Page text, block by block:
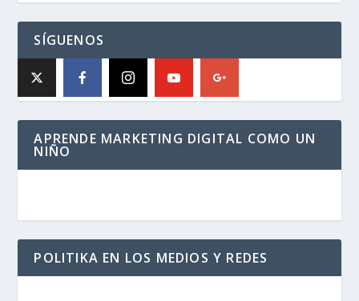
SÍGUENOS
APRENDE MARKETING DIGITAL COMO UN
NIÑO
POLITIKA EN LOS MEDIOS Y REDES